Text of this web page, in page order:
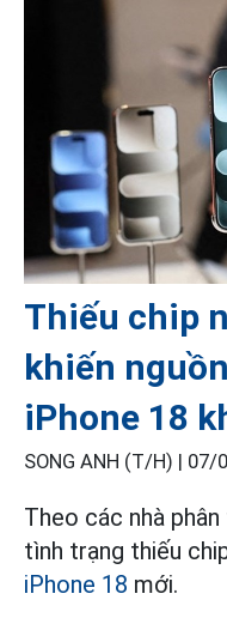
Thiếu chip
khiến
iPhone 18
SONG ANH (T/H) | 07/
Theo các nhà
tình trạng thiếu
iPhone 18 mới.